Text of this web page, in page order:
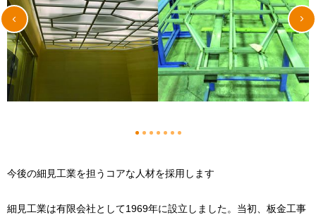
1234567
今後の細見工業を担うコアな人材を採用します
細見工業は有限会社として1969年に設立しました。当初、板金工事